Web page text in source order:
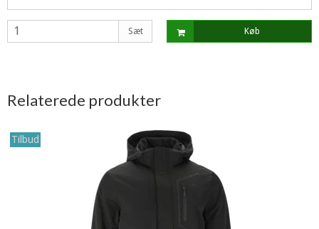
Sæt Køb
Relaterede produkter
Tilbud